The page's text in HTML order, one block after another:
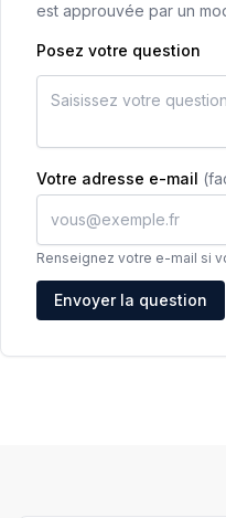
est approuvée par un
Posez votre question
Votre adresse e-mail
Renseignez votre e-mail si
Adresse e-mail
Envoyer la question